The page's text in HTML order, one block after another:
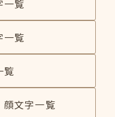
一覧
一覧
覧
顔文字一覧